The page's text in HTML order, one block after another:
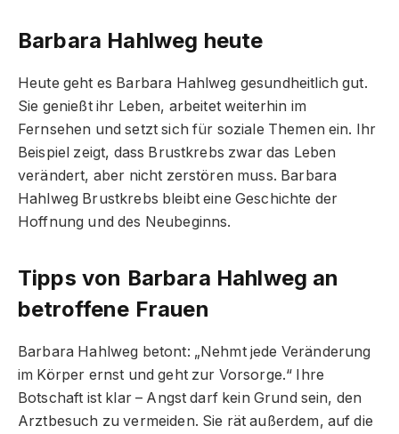
Barbara Hahlweg heute
Heute geht es Barbara Hahlweg gesundheitlich gut.
Sie genießt ihr Leben, arbeitet weiterhin im
Fernsehen und setzt sich für soziale Themen ein. Ihr
Beispiel zeigt, dass Brustkrebs zwar das Leben
verändert, aber nicht zerstören muss. Barbara
Hahlweg Brustkrebs bleibt eine Geschichte der
Hoffnung und des Neubeginns.
Tipps von Barbara Hahlweg an
betroffene Frauen
Barbara Hahlweg betont: „Nehmt jede Veränderung
im Körper ernst und geht zur Vorsorge.“ Ihre
Botschaft ist klar – Angst darf kein Grund sein, den
Arztbesuch zu vermeiden. Sie rät außerdem, auf die